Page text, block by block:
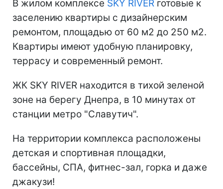
В жилом комплексе SKY RIVER готовые к
заселению квартиры с дизайнерским
ремонтом, площадью от 60 м2 до 250 м2.
Квартиры имеют удобную планировку,
террасу и современный ремонт.
ЖК SKY RIVER находится в тихой зеленой
зоне на берегу Днепра, в 10 минутах от
станции метро "Славутич".
На территории комплекса расположены
детская и спортивная площадки,
бассейны, СПА, фитнес-зал, горка и даже
джакузи!